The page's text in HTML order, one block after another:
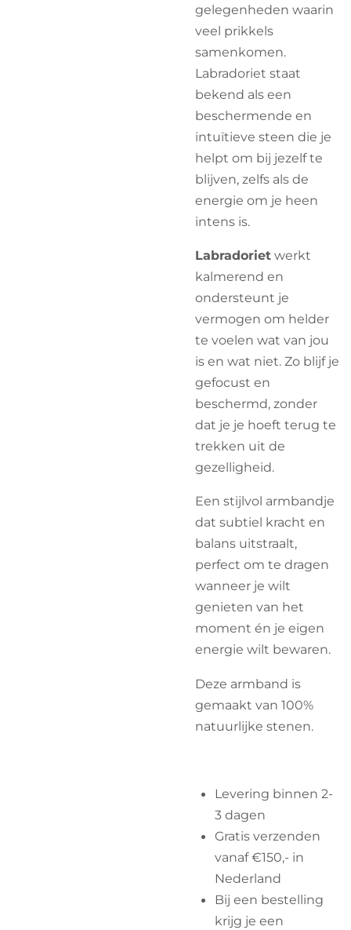
gelegenheden waarin
veel prikkels
samenkomen.
Labradoriet staat
bekend als een
beschermende en
intuïtieve steen die je
helpt om bij jezelf te
blijven, zelfs als de
energie om je heen
intens is.
Labradoriet werkt
kalmerend en
ondersteunt je
vermogen om helder
te voelen wat van jou
is en wat niet. Zo blijf je
gefocust en
beschermd, zonder
dat je je hoeft terug te
trekken uit de
gezelligheid.
Een stijlvol armbandje
dat subtiel kracht en
balans uitstraalt,
perfect om te dragen
wanneer je wilt
genieten van het
moment én je eigen
energie wilt bewaren.
Deze armband is
gemaakt van 100%
natuurlijke stenen.
Levering binnen 2-
3 dagen
Gratis verzenden
vanaf €150,- in
Nederland
Bij een bestelling
krijg je een